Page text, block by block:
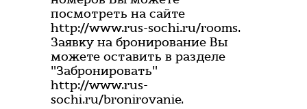
посмотреть на сайте
http://www.rus-sochi.ru/rooms.
Заявку на бронирование Вы
можете оставить в разделе
"Забронировать"
http://www.rus-
sochi.ru/bronirovanie.